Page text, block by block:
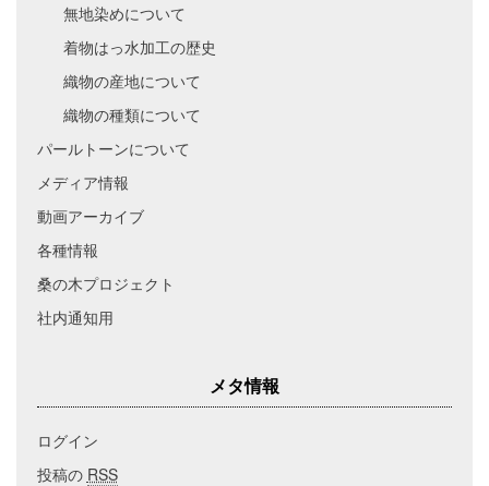
無地染めについて
着物はっ水加工の歴史
織物の産地について
織物の種類について
パールトーンについて
メディア情報
動画アーカイブ
各種情報
桑の木プロジェクト
社内通知用
メタ情報
ログイン
投稿の RSS